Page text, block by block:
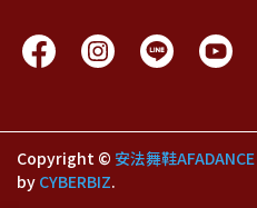
Copyright © 安法舞鞋AFADANCE
by CYBERBIZ.